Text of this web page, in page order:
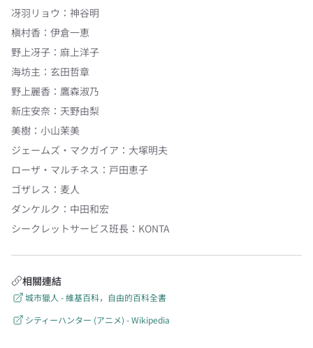
冴羽リョウ ： 神谷明
槇村香 ： 伊倉一恵
野上冴子 ： 麻上洋子
海坊主 ： 玄田哲章
野上麗香 ： 鷹森淑乃
新庄安奈 ： 天野由梨
美樹 ： 小山茉美
ジェームズ・マクガイア ： 大塚明夫
ローザ・マルチネス ： 戸田恵子
ゴザレス ： 麦人
ダンケルク ： 中田和宏
シークレットサービス班長 ： KONTA
相關連結
城市獵人 - 維基百科，自由的百科全書
シティーハンター (アニメ) - Wikipedia